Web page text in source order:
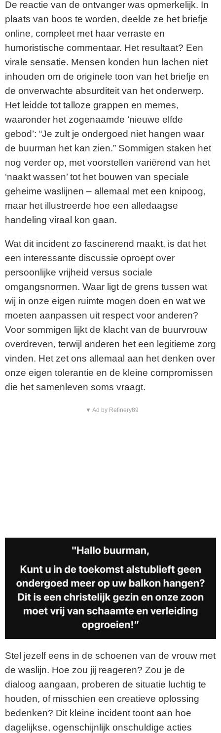
De reactie van de ontvanger was opmerkelijk. In
plaats van boos te worden, deelde ze het briefje
online, compleet met haar verraste en
humoristische commentaar. Het resultaat? Een
virale sensatie. Mensen konden hun lachen niet
inhouden om de originele toon van het briefje en
de onverwachte absurditeit van het onderwerp.
Het leidde tot talloze grappen en memes,
waaronder het zogenaamde ‘nieuwe elfde
gebod’: “Je zult je ondergoed niet hangen waar
de buurman het kan zien.” Sommigen staken het
nog verder op, met voorstellen variërend van het
‘naakt wassen’ tot het bouwen van speciale
geheime waslijnen – allemaal met een knipoog,
maar het illustreerde hoe een alledaagse
handeling viraal kon gaan.
Wat dit incident zo fascinerend maakt, is dat het
een interessante discussie oproept over
persoonlijke vrijheid versus sociale
omgangsnormen. Waar ligt de grens tussen wat
wij in onze eigen ruimte mogen doen en wat we
moeten aanpassen uit respect voor anderen?
Voor sommigen lijkt de klacht van de buurvrouw
overdreven, terwijl anderen het een legitieme zorg
vinden. Het zet ons allemaal aan het denken over
onze eigen tolerantie en de kleine compromissen
die het samenleven soms vraagt.
▼ Ad by Refinery89
Stel jezelf eens in de schoenen van de vrouw met
de waslijn. Hoe zou jij reageren? Zou je de
dialoog aangaan, proberen de situatie luchtig te
houden, of misschien een creatieve oplossing
bedenken? Dit kleine incident toont aan hoe
dagelijkse, ogenschijnlijk onschuldige acties